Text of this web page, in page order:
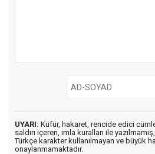
UYARI: Küfür, hakaret, rencide edici
saldırı içeren, imla kuralları ile yazılmamış,
Türkçe karakter kullanılmayan ve büyük
onaylanmamaktadır.